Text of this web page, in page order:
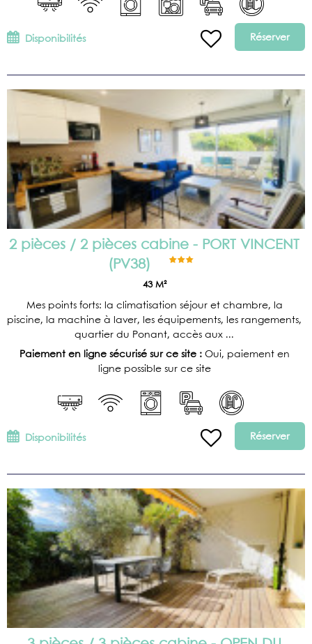
Disponibilités Réserver
2 pièces / 2 pièces cabine - PORT VINCENT
( PV38)
43 M²
Mes points forts: la climatisation séjour et chambre, la
piscine, la machine à laver, les équipements, les rangements,
quartier du Ponant, accès aux ...
Paiement en ligne sécurisé sur ce site : Oui, paiement en
ligne possible sur ce site
Disponibilités Réserver